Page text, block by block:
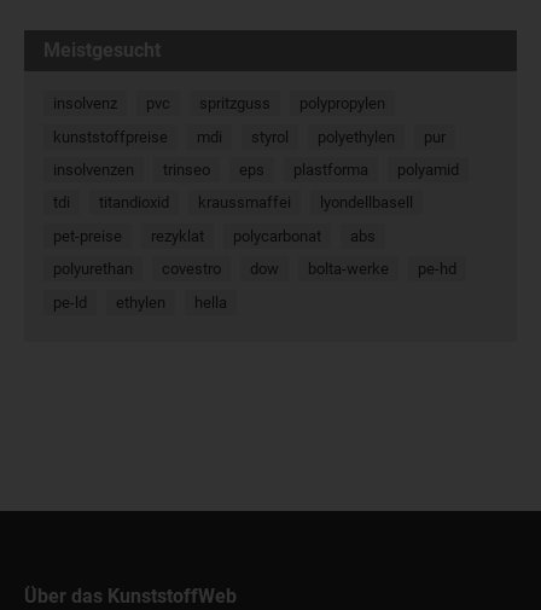
Meistgesucht
insolvenz pvc spritzguss
polypropylen
kunststoffpreise
mdi styrol polyethylen
pur
insolvenzen
trinseo eps plastforma
polyamid
tdi
titandioxid kraussmaffei
lyondellbasell
pet-preise
rezyklat polycarbonat
abs
polyurethan
covestro dow bolta-werke
pe-hd
pe-ld
ethylen hella
Über das KunststoffWeb